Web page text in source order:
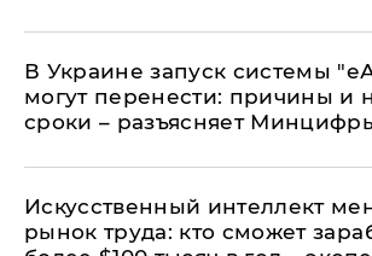
В Украине запуск системы
могут перенести: причины и
сроки – разъясняет
Искусственный интеллект
рынок труда: кто сможет